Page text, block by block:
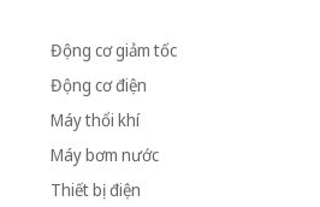
Động cơ giảm tốc
Động cơ điện
Máy thổi khí
Máy bơm nước
Thiết bị điện